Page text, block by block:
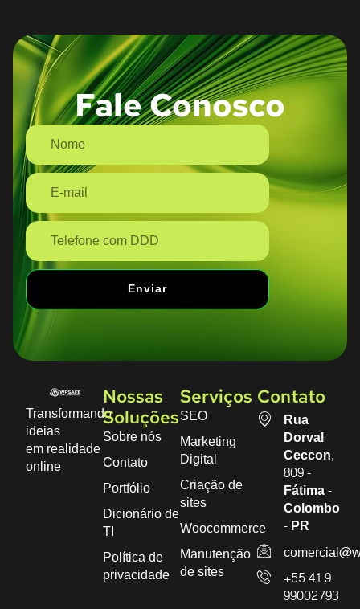
Fale Conosco
Enviar
Transformando
ideias
em realidade
online
Nossas
Soluções
Sobre nós
Contato
Portfólio
Dicionário de
TI
Política de
privacidade
Serviços
SEO
Marketing
Digital
Criação de
sites
Woocommerce
Manutenção
de sites
Contato
Rua
Dorval
Ceccon,
809 -
Fátima -
Colombo
- PR
+55 41 9
99002793